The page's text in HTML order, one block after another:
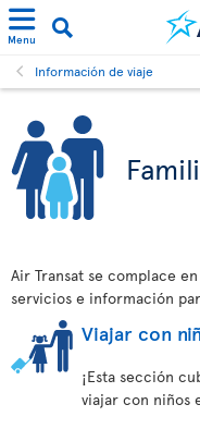
Menu
Información de viaje
Air Transat se complace
servicios e información
Viajar con
¡Esta sección
viajar con niños